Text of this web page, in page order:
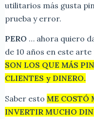
utilitarios más gusta
prueba y error.
PERO … ahora quiero
de 10 años en este
SON LOS QUE MÁS
CLIENTES y DINERO.
Saber esto ME COSTÓ
INVERTIR MUCHO